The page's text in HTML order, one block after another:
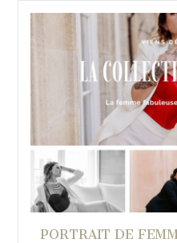
PORTRAIT DE